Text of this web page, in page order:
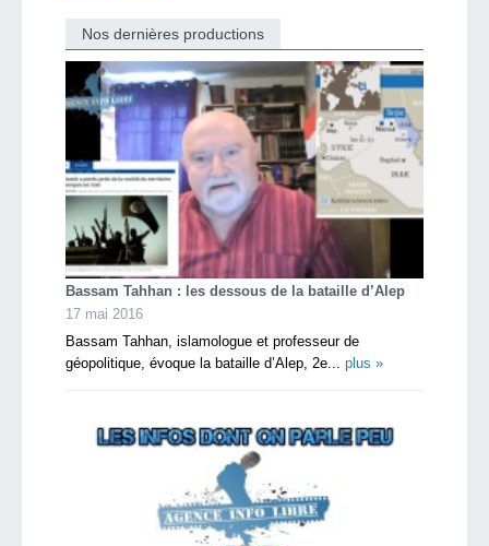
Nos dernières productions
Bassam Tahhan : les dessous de la bataille d’Alep
17 mai 2016
Bassam Tahhan, islamologue et professeur de
géopolitique, évoque la bataille d’Alep, 2e... plus »